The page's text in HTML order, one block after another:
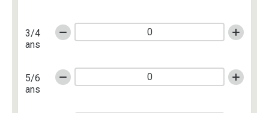
3/4
ans
5/6
ans